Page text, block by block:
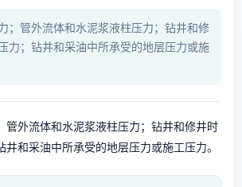
；管外流体和水泥浆液柱压力；钻井和修
力；钻井和采油中所承受的地层压力或施
管外流体和水泥浆液柱压力；钻井和修井时
井和采油中所承受的地层压力或施工压力。